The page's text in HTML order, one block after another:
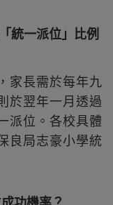
統一派位」比例
家長需於每年九
於翌年一月透過
派位。各校具體
良局志豪小學統